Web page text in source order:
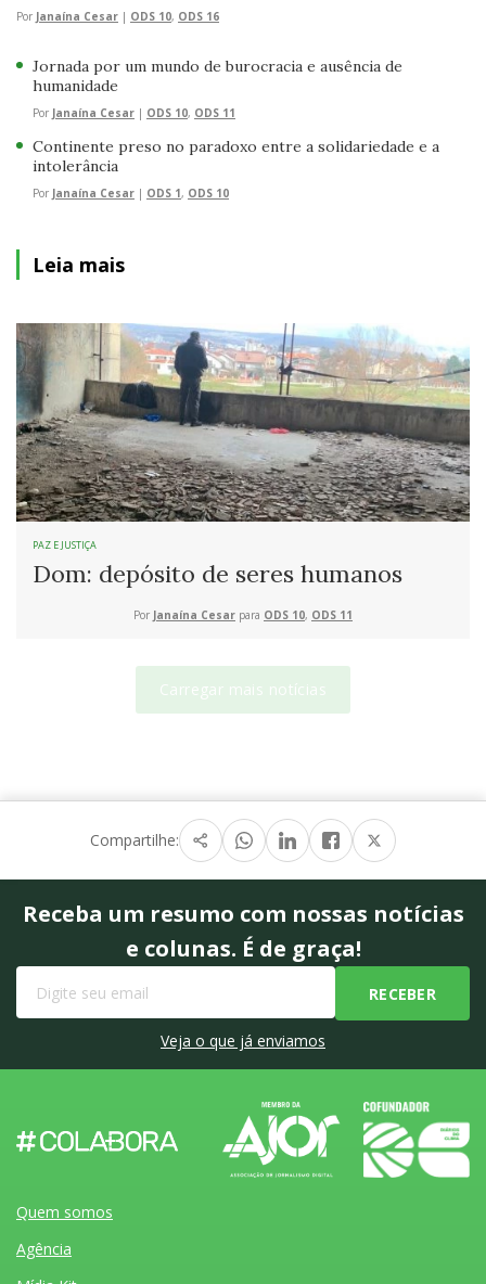
Por Janaína Cesar | ODS 10, ODS 16
Jornada por um mundo de burocracia e ausência de
humanidade
Por Janaína Cesar | ODS 10, ODS 11
Continente preso no paradoxo entre a solidariedade e a
intolerância
Por Janaína Cesar | ODS 1, ODS 10
Leia mais
PAZ E JUSTIÇA
Dom: depósito de seres humanos
Por Janaína Cesar para ODS 10, ODS 11
Carregar mais notícias
Compartilhe:
Receba um resumo com nossas notícias
e colunas. É de graça!
Veja o que já enviamos
Quem somos
Agência